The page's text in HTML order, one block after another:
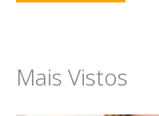
Mais Vistos